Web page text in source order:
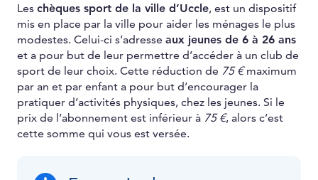
Les chèques sport de la ville d’Uccle, est un dispositif
mis en place par la ville pour aider les ménages le plus
modestes. Celui-ci s’adresse aux jeunes de 6 à 26 ans
et a pour but de leur permettre d’accéder à un club de
sport de leur choix. Cette réduction de 75 €maximum
par an et par enfant a pour but d’encourager la
pratiquer d’activités physiques, chez les jeunes. Si le
prix de l’abonnement est inférieur à 75 €, alors c’est
cette somme qui vous est versée.